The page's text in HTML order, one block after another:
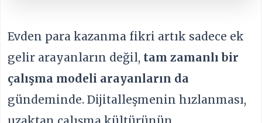
Evden para kazanma fikri artık sadece ek
gelir arayanların değil, tam zamanlı bir
çalışma modeli arayanların da
gündeminde. Dijitalleşmenin hızlanması,